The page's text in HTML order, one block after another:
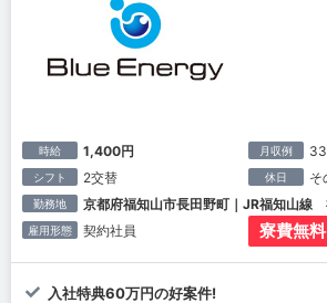
時給 1,400円 月収例
シフト 2交替 休日 そ
勤務地 京都府福知山市長田野町｜JR福知山線
雇用形態 契約社員 寮費無料
入社特典60万円の好案件!